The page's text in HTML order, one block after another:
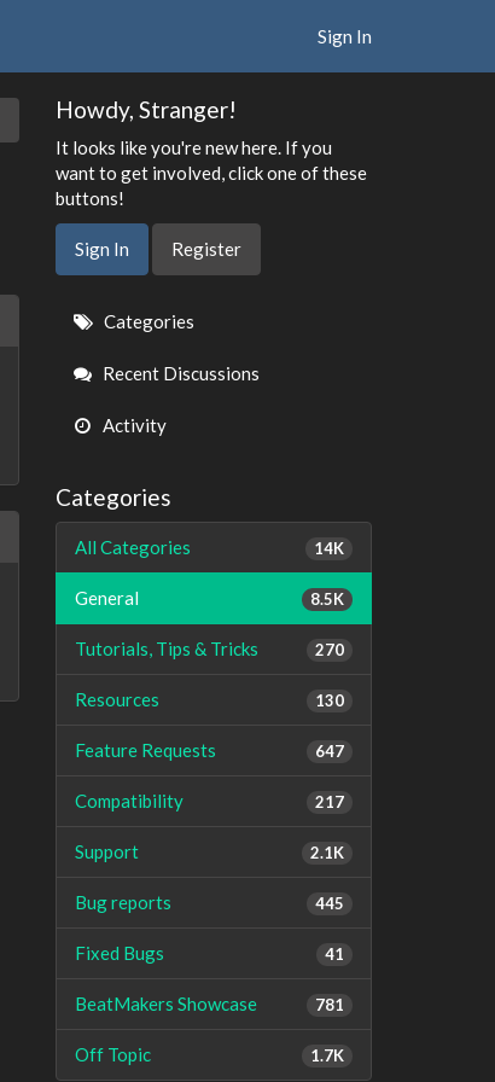
Sign In
Howdy, Stranger!
It looks like you're new here. If you
want to get involved, click one of these
buttons!
Sign In Register
Quick
Links
Categories
Recent Discussions
Activity
Categories
14K
All Categories
8.5K
General
270
Tutorials, Tips & Tricks
130
Resources
647
Feature Requests
217
Compatibility
2.1K
Support
445
Bug reports
41
Fixed Bugs
781
BeatMakers Showcase
1.7K
Off Topic